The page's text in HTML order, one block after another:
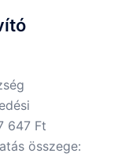
647 Ft
összege: